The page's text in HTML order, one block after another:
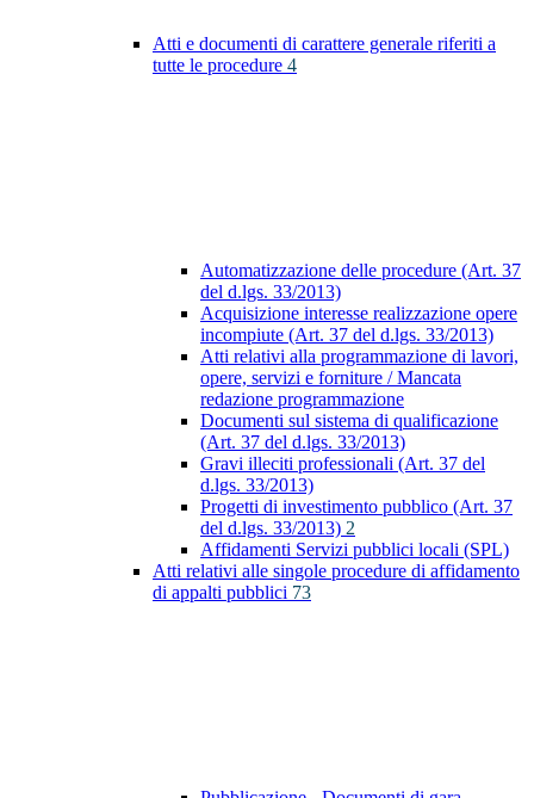
Atti e documenti di carattere generale riferiti a
tutte le procedure 4
Automatizzazione delle procedure (Art. 37
del d.lgs. 33/2013)
Acquisizione interesse realizzazione opere
incompiute (Art. 37 del d.lgs. 33/2013)
Atti relativi alla programmazione di lavori,
opere, servizi e forniture / Mancata
redazione programmazione
Documenti sul sistema di qualificazione
(Art. 37 del d.lgs. 33/2013)
Gravi illeciti professionali (Art. 37 del
d.lgs. 33/2013)
Progetti di investimento pubblico (Art. 37
del d.lgs. 33/2013) 2
Affidamenti Servizi pubblici locali (SPL)
Atti relativi alle singole procedure di affidamento
di appalti pubblici 73